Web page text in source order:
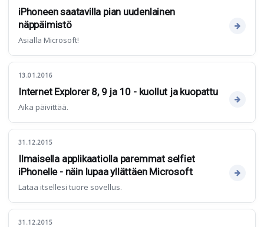
iPhoneen saatavilla pian uudenlainen
näppäimistö
Asialla Microsoft!
13.01.2016
Internet Explorer 8, 9 ja 10 - kuollut ja kuopattu
Aika päivittää.
31.12.2015
Ilmaisella applikaatiolla paremmat selfiet
iPhonelle - näin lupaa yllättäen Microsoft
Lataa itsellesi tuore sovellus.
31.12.2015